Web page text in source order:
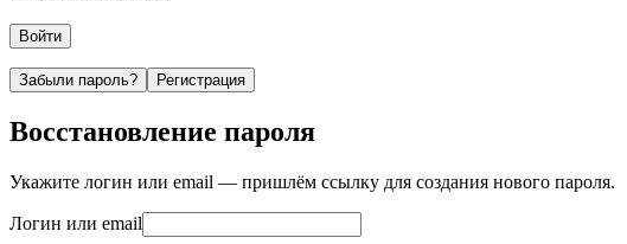
Забыли пароль? Регистрация
Восстановление пароля
Укажите логин или email — пришлём ссылку для создания нового пароля.
Логин или email